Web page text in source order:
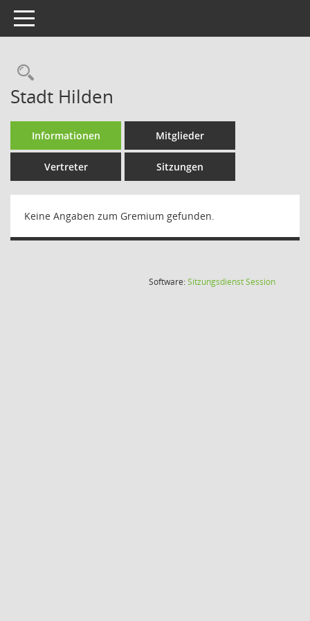
Toggle navigation
Rechercheauswahl
Stadt Hilden
Informationen Mitglieder
Vertreter Sitzungen
Keine Angaben zum Gremium gefunden.
Software:SitzungsdienstSession(Wird in